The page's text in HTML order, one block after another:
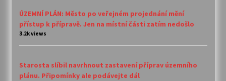
ÚZEMNÍ PLÁN: Město po veřejném projednání mění
přístup k přípravě. Jen na místní části zatím nedošlo
3.2k views
Starosta slíbil navrhnout zastavení příprav územního
plánu. Připomínky ale podávejte dál